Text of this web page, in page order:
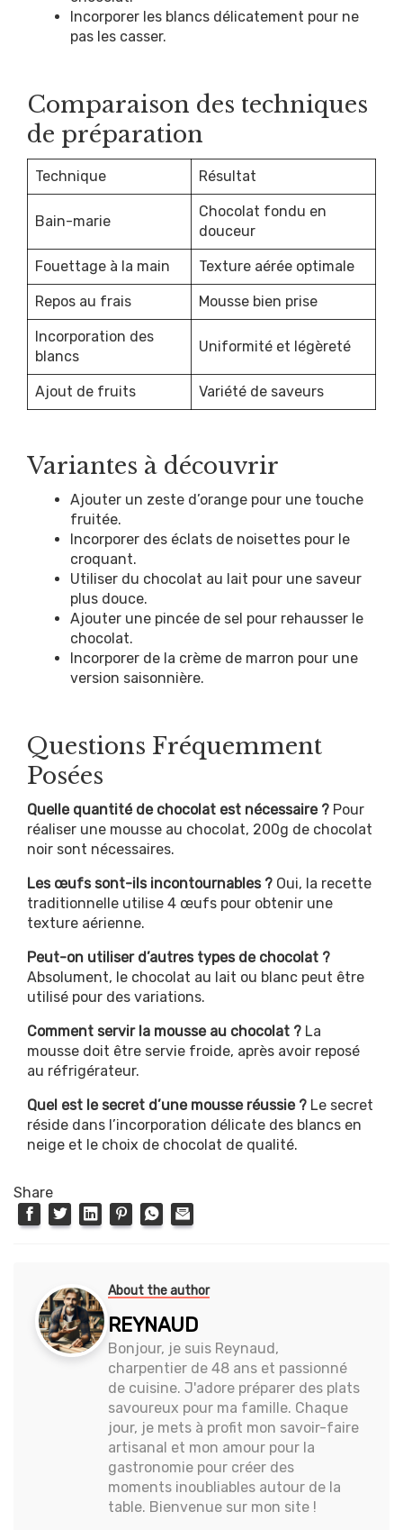
Incorporer les blancs délicatement pour ne
pas les casser.
Comparaison des techniques
de préparation
Technique Résultat
Bain-marie
Chocolat fondu en
douceur
Fouettage à la main Texture aérée optimale
Repos au frais Mousse bien prise
Incorporation des
blancs
Uniformité et légèreté
Ajout de fruits Variété de saveurs
Variantes à découvrir
Ajouter un zeste d’orange pour une touche
fruitée.
Incorporer des éclats de noisettes pour le
croquant.
Utiliser du chocolat au lait pour une saveur
plus douce.
Ajouter une pincée de sel pour rehausser le
chocolat.
Incorporer de la crème de marron pour une
version saisonnière.
Questions Fréquemment
Posées
Quelle quantité de chocolat est nécessaire ? Pour
réaliser une mousse au chocolat, 200g de chocolat
noir sont nécessaires.
Les œufs sont-ils incontournables ? Oui, la recette
traditionnelle utilise 4 œufs pour obtenir une
texture aérienne.
Peut-on utiliser d’autres types de chocolat ?
Absolument, le chocolat au lait ou blanc peut être
utilisé pour des variations.
Comment servir la mousse au chocolat ? La
mousse doit être servie froide, après avoir reposé
au réfrigérateur.
Quel est le secret d’une mousse réussie ? Le secret
réside dans l’incorporation délicate des blancs en
neige et le choix de chocolat de qualité.
Share
About the author
REYNAUD
Bonjour, je suis Reynaud,
charpentier de 48 ans et passionné
de cuisine. J'adore préparer des plats
savoureux pour ma famille. Chaque
jour, je mets à profit mon savoir-faire
artisanal et mon amour pour la
gastronomie pour créer des
moments inoubliables autour de la
table. Bienvenue sur mon site !